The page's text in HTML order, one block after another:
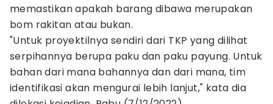
memastikan apakah barang dibawa merupakan
bom rakitan atau bukan.
"Untuk proyektilnya sendiri dari TKP yang dilihat
serpihannya berupa paku dan paku payung. Untuk
bahan dari mana bahannya dan dari mana, tim
identifikasi akan mengurai lebih lanjut," kata dia